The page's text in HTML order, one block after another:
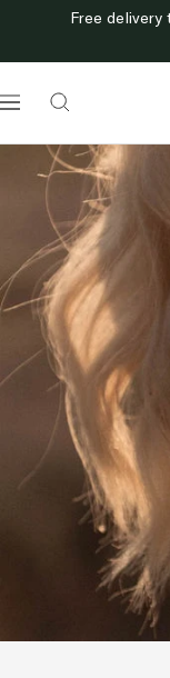
content
Free delivery
Navigation